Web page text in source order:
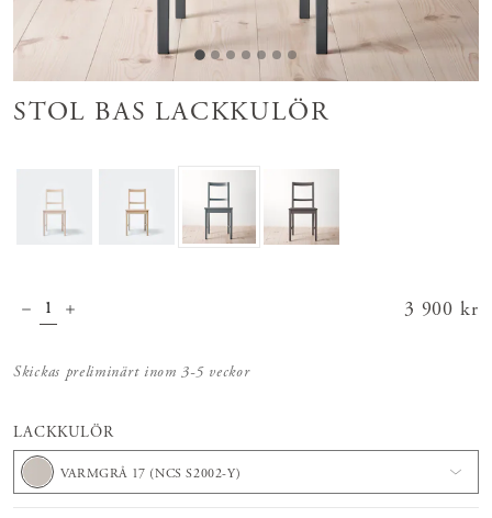
STOL BAS LACKKULÖR
Pris:
3 900 kr
Skickas preliminärt inom 3-5 veckor
LACKKULÖR
VARMGRÅ 17 (NCS S2002-Y)